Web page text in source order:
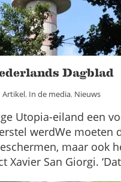
Dagblad
Artikel, In de media, Nieuws
Utopia-eiland een
werdWe moeten
maar ook
Xavier San Giorgi.